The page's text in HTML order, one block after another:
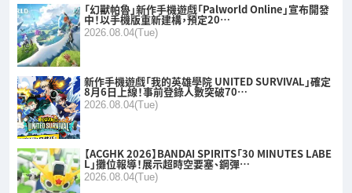
「幻獸帕魯」新作手機遊戲「Palworld Online」宣布開發
中！以手機版重新建構，預定20…
2026.08.04(Tue)
新作手機遊戲「我的英雄學院 UNITED SURVIVAL」確定
8月6日上線！事前登錄人數突破70…
2026.08.04(Tue)
【ACGHK 2026】BANDAI SPIRITS「30 MINUTES LABE
L」攤位報導！展示超時空要塞、鋼彈…
2026.08.04(Tue)